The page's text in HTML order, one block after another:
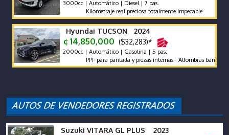
3000cc | Automático | Diesel | 7 pas.
Kilometraje real preciosa totalmente impecable
Hyundai TUCSON 2024
¢ 14,850,000 ($32,283)*
2000cc | Automático | Gasolina | 5 pas.
PPF para pantalla y piezas internas - Alfombras bandeja -
Suzuki VITARA GL PLUS 2023